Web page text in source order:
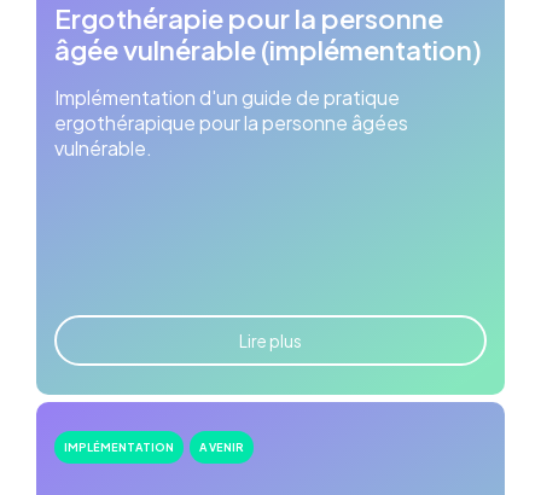
Ergothérapie pour la personne
âgée vulnérable (implémentation)
Implémentation d'un guide de pratique
ergothérapique pour la personne âgées
vulnérable.
Lire plus
IMPLÉMENTATION A VENIR